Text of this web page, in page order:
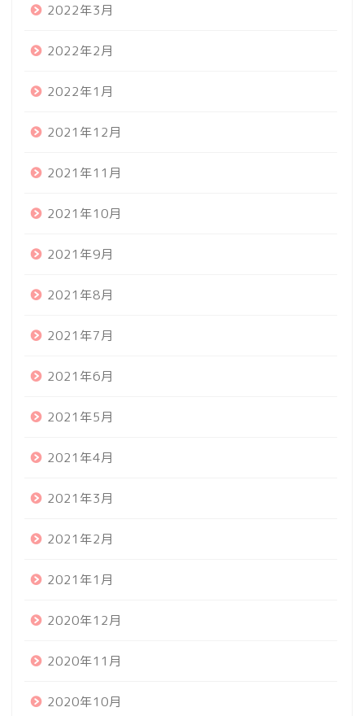
2022年3月
2022年2月
2022年1月
2021年12月
2021年11月
2021年10月
2021年9月
2021年8月
2021年7月
2021年6月
2021年5月
2021年4月
2021年3月
2021年2月
2021年1月
2020年12月
2020年11月
2020年10月